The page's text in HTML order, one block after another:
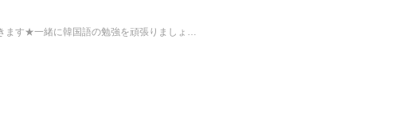
ます★一緒に韓国語の勉強を頑張りましょ…